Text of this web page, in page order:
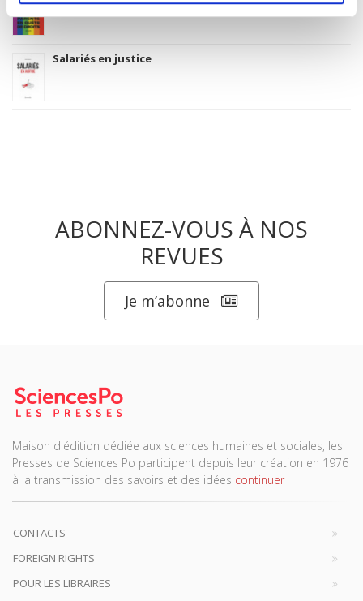
Salariés en justice
ABONNEZ-VOUS À NOS
REVUES
Je m’abonne
Maison d'édition dédiée aux sciences humaines et sociales, les
Presses de Sciences Po participent depuis leur création en 1976
à la transmission des savoirs et des idées continuer
CONTACTS
FOREIGN RIGHTS
POUR LES LIBRAIRES